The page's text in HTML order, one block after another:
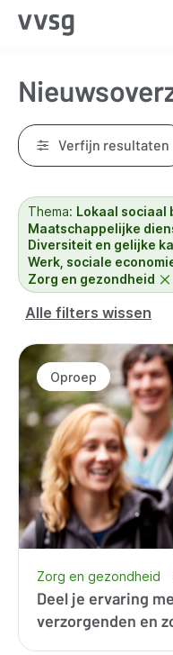
Overslaan
gaan
Verfijn resultaten
Thema: Lokaal sociaal
Maatschappelijke
Diversiteit en gelijke
Werk, sociale
Zorg en gezondheid
Alle filters wissen
Resultaten
Deel je ervaring
verzorgenden en
Oproep
Zorg en gezondheid